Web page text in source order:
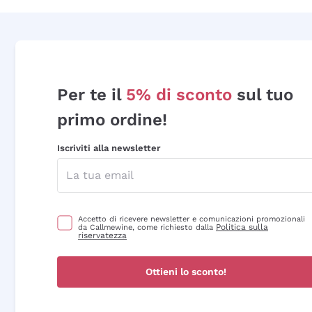
Per te il 5% di sconto sul tuo
primo ordine!
Iscriviti alla newsletter
Accetto di ricevere newsletter e comunicazioni promozionali
da Callmewine, come richiesto dalla Politica sulla
riservatezza
Ottieni lo sconto!